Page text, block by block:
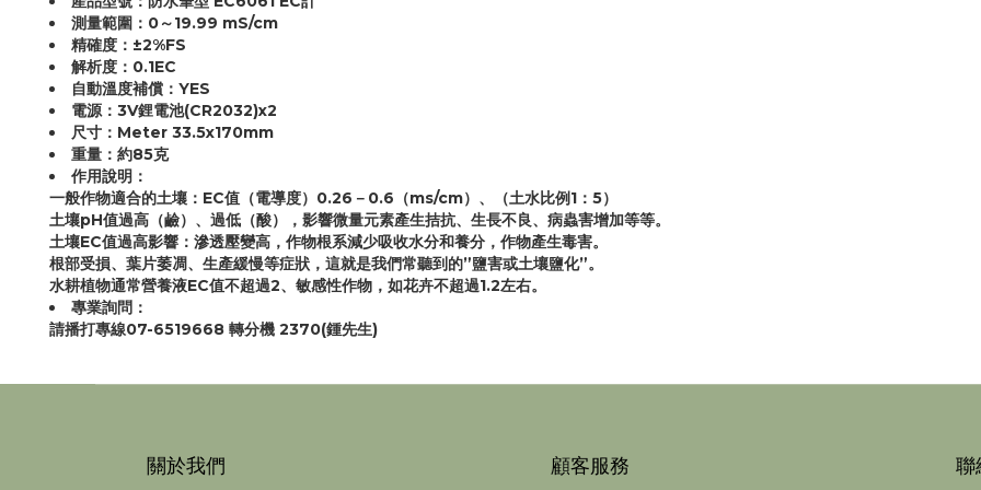
測量範圍：0～19.99 mS/cm
精確度：±2%FS
解析度：0.1EC
自動溫度補償：YES
電源：3V鋰電池(CR2032)x2
尺寸：Meter 33.5x170mm
重量：約85克
作用說明：
一般作物適合的土壤：EC值（電導度）0.26－0.6（ms/cm）、（土水比例1：5）
土壤pH值過高（鹼）、過低（酸），影響微量元素產生拮抗、生長不良、病蟲害增加等等。
土壤EC值過高影響：滲透壓變高，作物根系減少吸收水分和養分，作物產生毒害。
根部受損、葉片萎凋、生產緩慢等症狀，這就是我們常聽到的”鹽害或土壤鹽化”。
水耕植物通常營養液EC值不超過2、敏感性作物，如花卉不超過1.2左右。
專業詢問：
請播打專線07-6519668 轉分機 2370(鍾先生)
關於我們 顧客服務 聯